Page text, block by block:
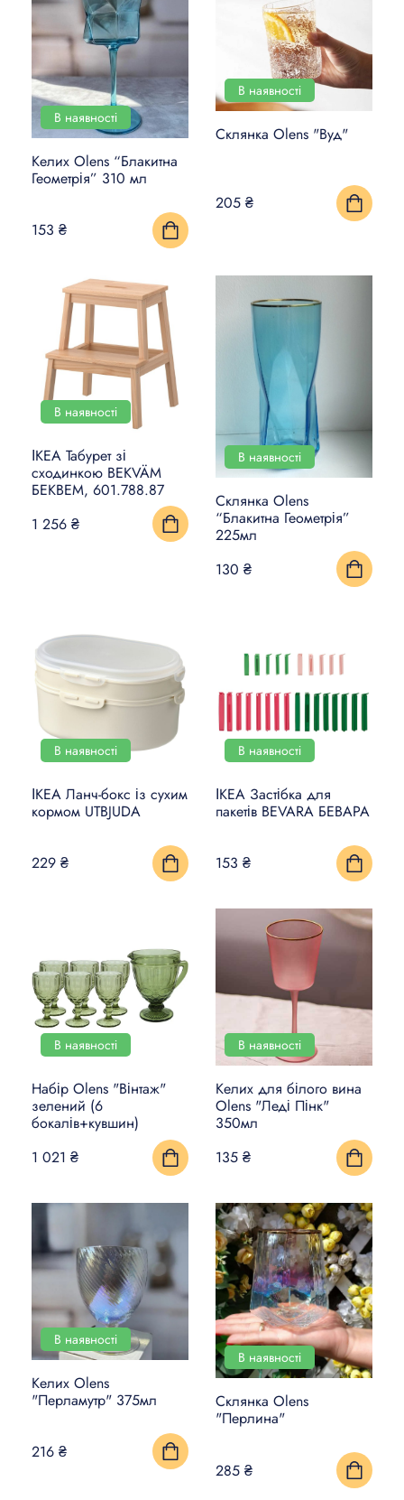
В наявності
Келих Olens “Блакитна
Геометрія” 310 мл
153 ₴
В наявності
Склянка Olens "Вуд"
205 ₴
В наявності
ІКЕА Табурет зі
сходинкою BEKVÄM
БЕКВЕМ, 601.788.87
1 256 ₴
В наявності
Склянка Olens
“Блакитна Геометрія”
225мл
130 ₴
В наявності
ІКЕА Ланч-бокс із сухим
кормом UTBJUDA
229 ₴
В наявності
ІКЕА Застібка для
пакетів BEVARA БЕВАРА
153 ₴
В наявності
Набір Olens "Вінтаж"
зелений (6
бокалів+кувшин)
1 021 ₴
В наявності
Келих для білого вина
Olens "Леді Пінк"
350мл
135 ₴
В наявності
Келих Olens
"Перламутр" 375мл
216 ₴
В наявності
Склянка Olens
"Перлина"
285 ₴